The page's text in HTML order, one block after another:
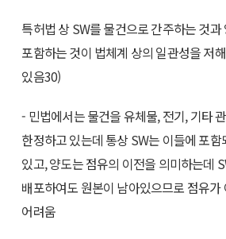
특허법 상 SW를 물건으로 간주하는 것
포함하는 것이 법체계 상의 일관성을 저
있음30)
- 민법에서는 물건을 유체물, 전기, 기타
한정하고 있는데 통상 SW는 이들에 포
있고, 양도는 점유의 이전을 의미하는데
배포하여도 원본이 남아있으므로 점유가
어려움